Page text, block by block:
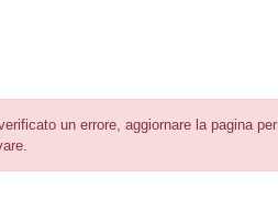
un errore, aggiornare la pagina per